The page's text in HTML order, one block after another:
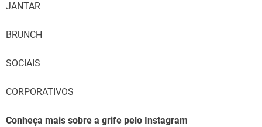
JANTAR
BRUNCH
SOCIAIS
CORPORATIVOS
Conheça mais sobre a grife pelo Instagram